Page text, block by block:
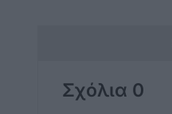
Σχόλια 0